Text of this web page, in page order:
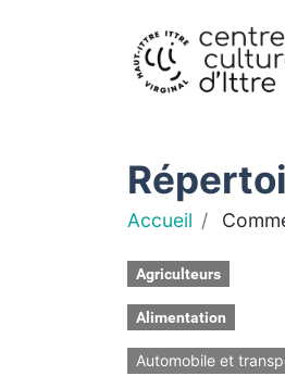
Accueil
Agriculteurs
Alimentation
Automobile et